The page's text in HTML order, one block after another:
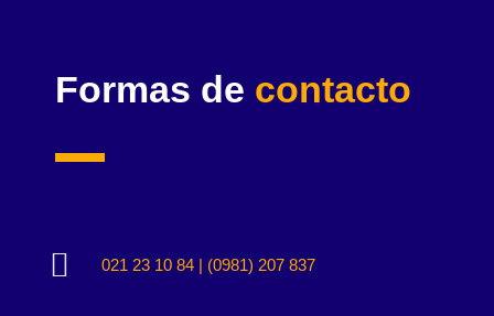
Formas de contacto
 021 23 10 84 | (0981) 207 837